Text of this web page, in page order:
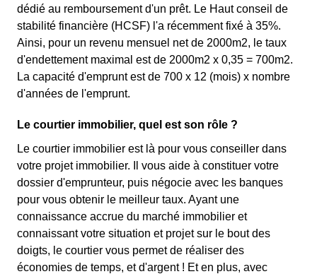
dédié au remboursement d'un prêt. Le Haut conseil de
stabilité financière (HCSF) l'a récemment fixé à 35%.
Ainsi, pour un revenu mensuel net de 2000m2, le taux
d'endettement maximal est de 2000m2 x 0,35 = 700m2.
La capacité d'emprunt est de 700 x 12 (mois) x nombre
d'années de l'emprunt.
Le courtier immobilier, quel est son rôle ?
Le courtier immobilier est là pour vous conseiller dans
votre projet immobilier. Il vous aide à constituer votre
dossier d'emprunteur, puis négocie avec les banques
pour vous obtenir le meilleur taux. Ayant une
connaissance accrue du marché immobilier et
connaissant votre situation et projet sur le bout des
doigts, le courtier vous permet de réaliser des
économies de temps, et d'argent ! Et en plus, avec